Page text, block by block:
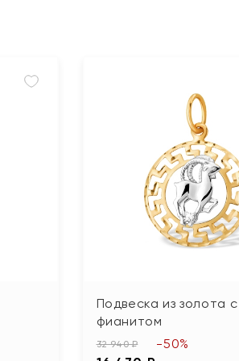
Подвеска из золота с
фианитом
32 940 ₽ -50%